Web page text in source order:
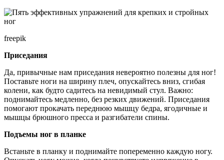
freepik
Приседания
Да, привычные нам приседания невероятно полезны для ног!
Поставьте ноги на ширину плеч, опускайтесь вниз, сгибая
колени, как будто садитесь на невидимый стул. Важно:
поднимайтесь медленно, без резких движений. Приседания
помогают прокачать переднюю мышцу бедра, ягодичные и
мышцы брюшного пресса и разгибатели спины.
Подъемы ног в планке
Встаньте в планку и поднимайте попеременно каждую ногу.